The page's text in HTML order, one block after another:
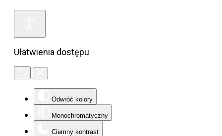
Ułatwienia dostępu
Odwróć kolory
Monochromatyczny
Ciemny kontrast